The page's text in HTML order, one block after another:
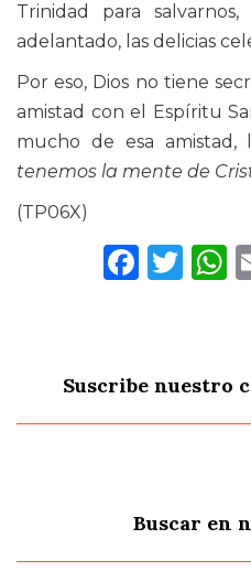
Trinidad para
adelantado, las delicias
Por eso, Dios no tiene
amistad con el Espíritu
mucho de esa amistad,
tenemos la mente de
(TP06X)
Suscribe nuestro
Buscar en